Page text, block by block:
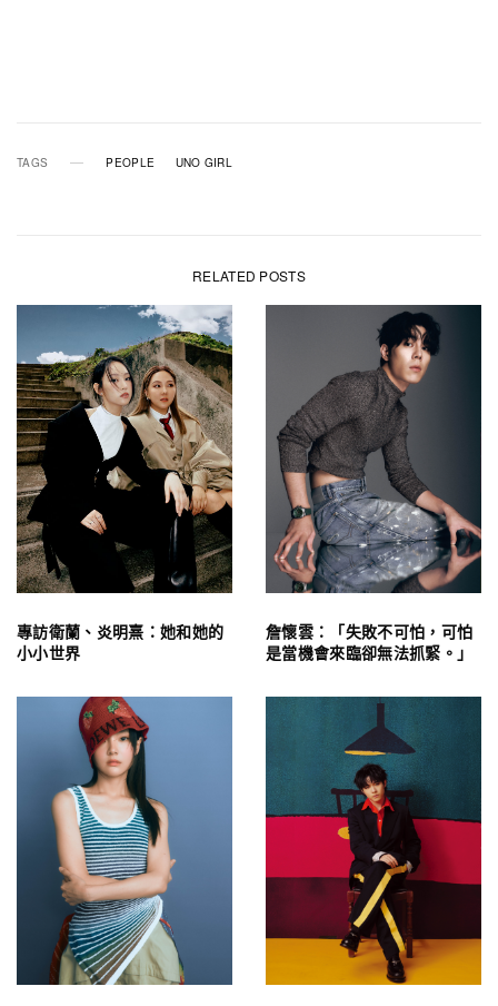
TAGS PEOPLE UNO GIRL
RELATED POSTS
專訪衛蘭、炎明熹：她和她的
小小世界
詹懷雲：「失敗不可怕，可怕
是當機會來臨卻無法抓緊。」